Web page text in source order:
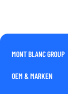
MONT BLANC GROUP
OEM & MARKEN